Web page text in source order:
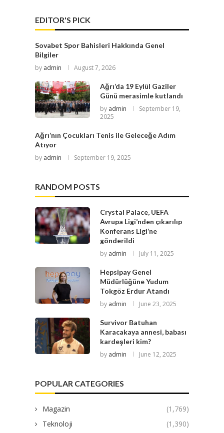
EDITOR'S PICK
Sovabet Spor Bahisleri Hakkında Genel
Bilgiler
by admin August 7, 2026
Ağrı’da 19 Eylül Gaziler
Günü merasimle kutlandı
by admin
September 19,
2025
Ağrı’nın Çocukları Tenis ile Geleceğe Adım
Atıyor
by admin September 19, 2025
RANDOM POSTS
Crystal Palace, UEFA
Avrupa Ligi’nden çıkarılıp
Konferans Ligi’ne
gönderildi
by admin July 11, 2025
Hepsipay Genel
Müdürlüğüne Yudum
Tokgöz Erdur Atandı
by admin June 23, 2025
Survivor Batuhan
Karacakaya annesi, babası
kardeşleri kim?
by admin June 12, 2025
POPULAR CATEGORIES
Magazin
(1,769)
Teknoloji
(1,390)